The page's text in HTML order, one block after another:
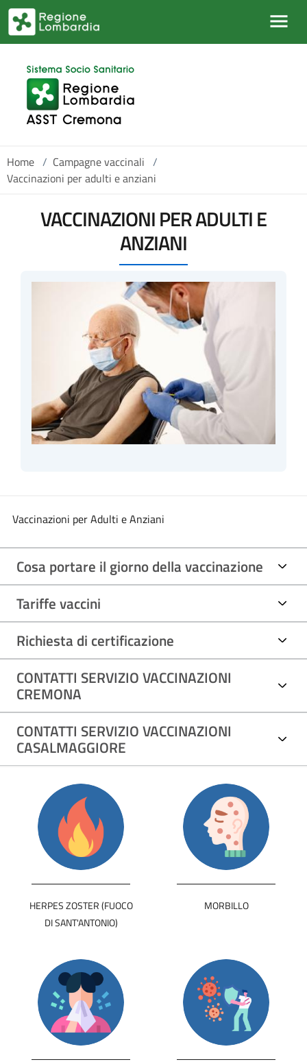
Salta al contenuto principale
Home / Campagne vaccinali /
Vaccinazioni per adulti e anziani
VACCINAZIONI PER ADULTI E
ANZIANI
Vaccinazioni per Adulti e Anziani
Cosa portare il giorno della vaccinazione
Tariffe vaccini
Richiesta di certificazione
CONTATTI SERVIZIO VACCINAZIONI
CREMONA
CONTATTI SERVIZIO VACCINAZIONI
CASALMAGGIORE
HERPES ZOSTER (FUOCO
DI SANT'ANTONIO)
MORBILLO